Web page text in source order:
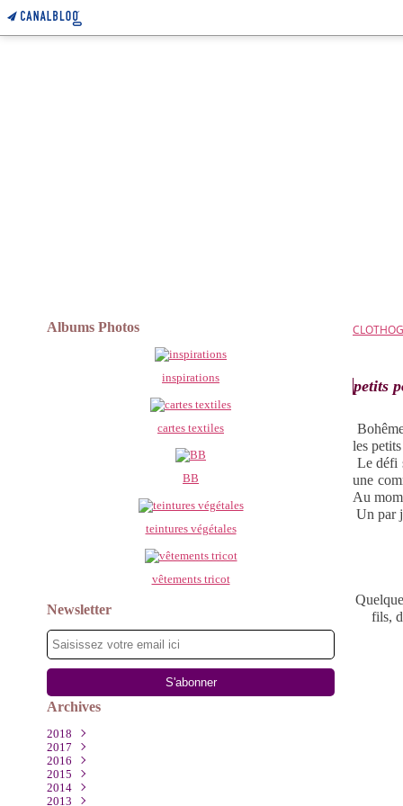
Albums Photos
inspirations
cartes textiles
BB
teintures végétales
vêtements tricot
Newsletter
Archives
2018
Mars
2017
Décembre
Août
Juillet
Mai(1)
2016
Novembre
Octobre
Septembre
2015
Décembre
Octobre
2014
Décembre
2013
petits
les
Le défi
une
Au
Un par
fils,